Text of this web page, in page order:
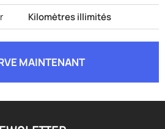
Kilomètres illimités
MAINTENANT